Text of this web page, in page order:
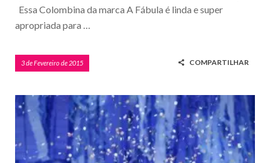
Essa Colombina da marca A Fábula é linda e super
apropriada para …
3 de Fevereiro de 2015 COMPARTILHAR